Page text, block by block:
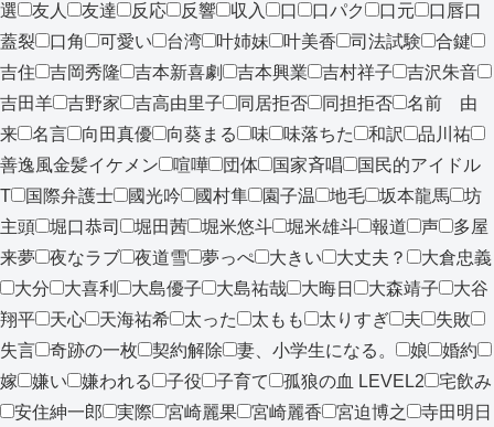
選
友人 友達 反応 反響 収入 口 口パク 口元
口唇口
蓋裂
口角 可愛い 台湾 叶姉妹 叶美香 司法試験
合鍵
吉住
吉岡秀隆 吉本新喜劇 吉本興業 吉村祥子
吉沢朱音
吉田羊
吉野家 吉高由里子 同居拒否 同担拒否
名前 由
来
名言 向田真優 向葵まる 味 味落ちた 和訳
品川祐
善逸風金髪イケメン
喧嘩 団体 国家斉唱
国民的アイドル
T
国際弁護士 國光吟 國村隼 園子温 地毛 坂本龍馬
坊
主頭
堀口恭司 堀田茜 堀米悠斗 堀米雄斗 報道 声
多屋
来夢
夜なラブ 夜道雪 夢っぺ 大きい 大丈夫？
大倉忠義
大分
大喜利 大島優子 大島祐哉 大晦日 大森靖子
大谷
翔平
天心 天海祐希 太った 太もも 太りすぎ 夫
失敗
失言
奇跡の一枚 契約解除 妻、小学生になる。 娘
婚約
嫁
嫌い 嫌われる 子役 子育て 孤狼の血 LEVEL2
宅飲み
安住紳一郎
実際 宮崎麗果 宮崎麗香 宮迫博之
寺田明日